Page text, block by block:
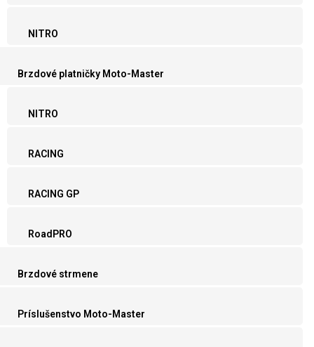
NITRO
Brzdové platničky Moto-Master
NITRO
RACING
RACING GP
RoadPRO
Brzdové strmene
Príslušenstvo Moto-Master